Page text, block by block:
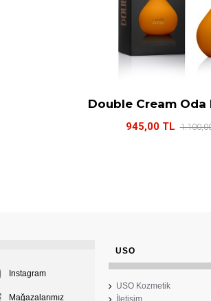
Double Cream Oda
945,00 TL
Instagram
Mağazalarımız
USO
USO Kozmetik